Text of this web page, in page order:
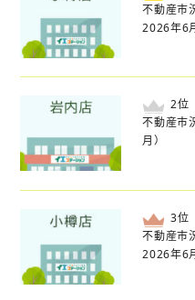
不動産市
2026年6
位
不動産市
月）
位
不動産市
2026年6